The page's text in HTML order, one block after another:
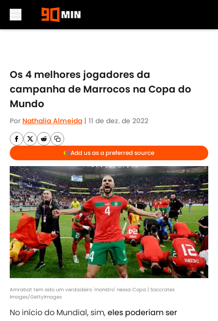
Os 4 melhores jogadores da
campanha de Marrocos na Copa do
Mundo
Por Nathalia Almeida | 11 de dez. de 2022
Add us as a preferred source
Amrabat tem sido um verdadeiro 'monstro' nessa Copa | Soccrates
Images/GettyImages
No início do Mundial, sim,eles poderiam ser